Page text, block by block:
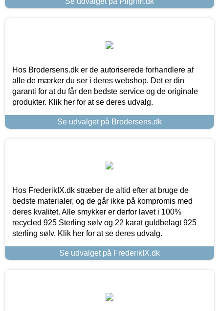
Hos Brodersens.dk er de autoriserede forhandlere af
alle de mærker du ser i deres webshop. Det er din
garanti for at du får den bedste service og de originale
produkter. Klik her for at se deres udvalg.
Se udvalget på Brodersens.dk
Hos FrederikIX.dk stræber de altid efter at bruge de
bedste materialer, og de går ikke på kompromis med
deres kvalitet. Alle smykker er derfor lavet i 100%
recycled 925 Sterling sølv og 22 karat guldbelagt 925
sterling sølv. Klik her for at se deres udvalg.
Se udvalget på FrederikIX.dk